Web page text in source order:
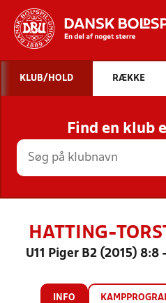
STILLINGER,
KLUB/HOLD RÆKKE
Find en klub
HATTING-
U11 Piger B2 (2015)
INFO